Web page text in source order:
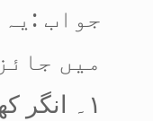
جواب
میں
۱۔ انگر